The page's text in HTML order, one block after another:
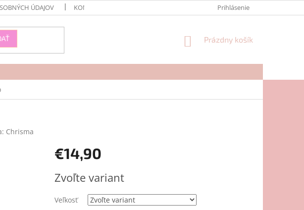
ÚDAJOV KONTAKTY Prihlásenie
NÁKUPNÝ
Prázdny košík
Chrisma
€14,90
cena:
Zvoľte variant
Veľkosť